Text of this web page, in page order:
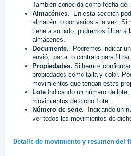
También conocida como fecha del
Almacén/es.
En esta sección
almacén. o por varios a la vez. Si
tiene a su lado, podremos filtrar a
almacenes.
Documento.
Podremos indicar
envió, parte, o contrato para filtrar
Propiedades. Si hemos
propiedades como talla y color.
movimientos que tengan estas
Lote Indicando un número de
movimientos de dicho Lote.
Número de serie.
Indicando un
ver todos los movimientos de
Detalle de movimiento y resumen del